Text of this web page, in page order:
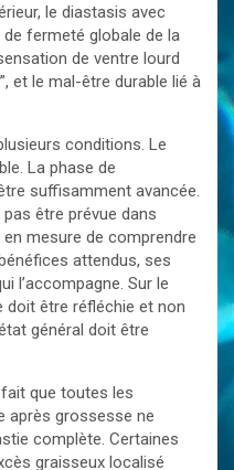
le diastasis avec
fermeté globale de la
de ventre lourd
et le mal-être durable lié à
conditions. Le
La phase de
suffisamment avancée.
être prévue dans
mesure de comprendre
attendus, ses
l’accompagne. Sur le
doit être réfléchie et non
général doit être
que toutes les
après grossesse ne
complète. Certaines
graisseux localisé